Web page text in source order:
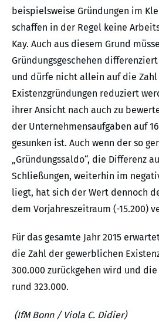
beispielsweise Gründungen im
schaffen in der Regel keine
Kay. Auch aus diesem Grund
Gründungsgeschehen
und dürfe nicht allein auf die
Existenzgründungen reduziert
ihrer Ansicht nach auch zu
der Unternehmensaufgaben auf
gesunken ist. Auch wenn der so
„Gründungssaldo“, die Differenz
Schließungen, weiterhin im
liegt, hat sich der Wert dennoch
dem Vorjahreszeitraum (-15.200)
Für das gesamte Jahr 2015
die Zahl der gewerblichen
300.000 zurückgehen wird und
rund 323.000.
(IfM Bonn/ Viola C. Didier)